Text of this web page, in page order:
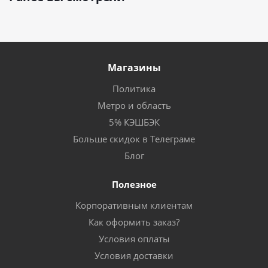
Магазины
Политика
Метро и область
5% КЭШБЭК
Больше скидок в Телеграме
Блог
Полезное
Корпоративным клиентам
Как оформить заказ?
Условия оплаты
Условия доставки